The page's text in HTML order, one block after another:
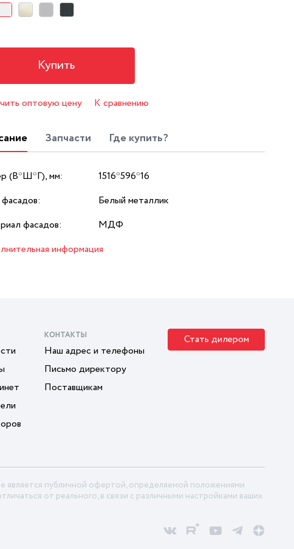
Купить
оптовую цену К сравнению
Запчасти Где купить?
(В*Ш*Г), мм:
1516*596*16
Белый металлик
фасадов:
МДФ
информация
КОНТАКТЫ
Наш адрес и телефоны
Письмо директору
Поставщикам
Стать дилером
публичной офертой, определяемой положениями
от реального, в связи с различными настройками ваших